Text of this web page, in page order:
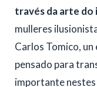
través da arte do
mulleres
Carlos Tomico,
pensado para
importante